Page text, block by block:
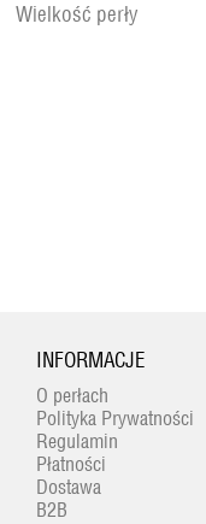
Wielkość perły
INFORMACJE
O perłach
Polityka Prywatności
Regulamin
Płatności
Dostawa
B2B